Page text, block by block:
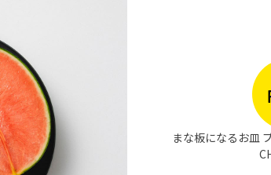
まな板になるお皿